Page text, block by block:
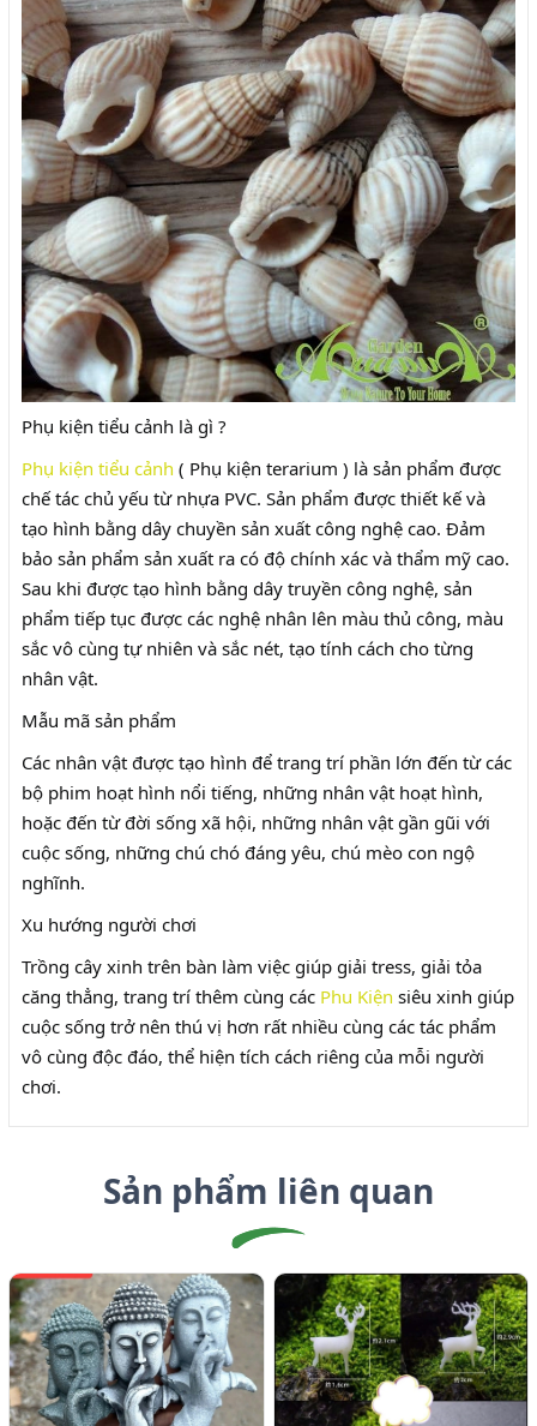
Phụ kiện tiểu cảnh là gì ?
Phụ kiện tiểu cảnh ( Phụ kiện terarium ) là sản phẩm được
chế tác chủ yếu từ nhựa PVC. Sản phẩm được thiết kế và
tạo hình bằng dây chuyền sản xuất công nghệ cao. Đảm
bảo sản phẩm sản xuất ra có độ chính xác và thẩm mỹ cao.
Sau khi được tạo hình bằng dây truyền công nghệ, sản
phẩm tiếp tục được các nghệ nhân lên màu thủ công, màu
sắc vô cùng tự nhiên và sắc nét, tạo tính cách cho từng
nhân vật.
Mẫu mã sản phẩm
Các nhân vật được tạo hình để trang trí phần lớn đến từ các
bộ phim hoạt hình nổi tiếng, những nhân vật hoạt hình,
hoặc đến từ đời sống xã hội, những nhân vật gần gũi với
cuộc sống, những chú chó đáng yêu, chú mèo con ngộ
nghĩnh.
Xu hướng người chơi
Trồng cây xinh trên bàn làm việc giúp giải tress, giải tỏa
căng thẳng, trang trí thêm cùng các Phu Kiện siêu xinh giúp
cuộc sống trở nên thú vị hơn rất nhiều cùng các tác phẩm
vô cùng độc đáo, thể hiện tích cách riêng của mỗi người
chơi.
Sản phẩm liên quan